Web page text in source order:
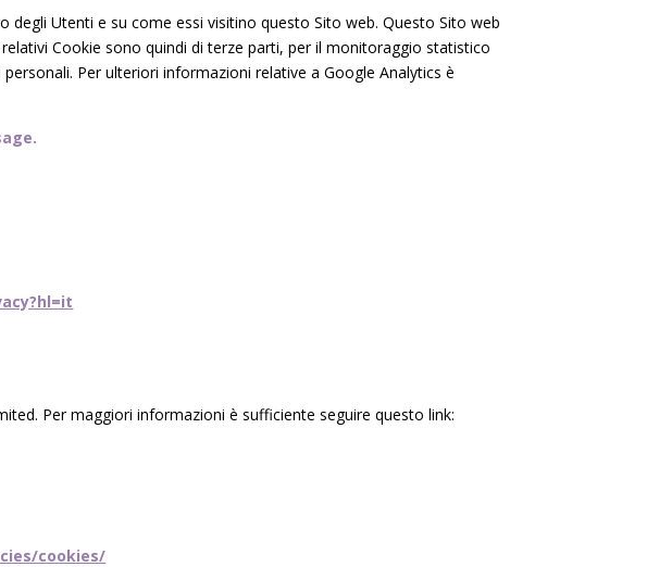
Utenti e su come essi visitino questo Sito web. Questo Sito web
Cookie sono quindi di terze parti, per il monitoraggio statistico
Per ulteriori informazioni relative a Google Analytics è
Per maggiori informazioni è sufficiente seguire questo link:
cookies/